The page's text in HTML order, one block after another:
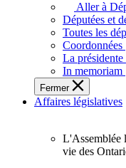
députés
vous
représentent
sein
de
l'Assemblée
législative
l'Ontario.
Aller à
Députées et
Toutes les
Coordonnées
La présidente
In memoriam
Fermer
Affaires législatives
L'Assemblée
L'Assemblée
vie des